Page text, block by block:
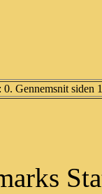
0. Gennemsnit siden